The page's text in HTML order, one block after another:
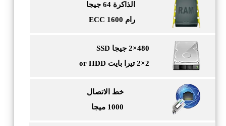
الذاكرة 64 جيجا
رام ECC 1600
480×2 جيجا SSD
2×2 تيرا بايت or HDD
خط الاتصال
1000 ميجا